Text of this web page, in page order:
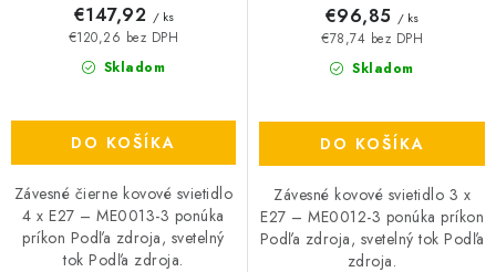
Skladom
€120,26 bez DPH
€147,92 / ks
DO KOŠÍKA
Závesné čierne kovové svietidlo
4 x E27 – ME0013-3 ponúka
príkon Podľa zdroja, svetelný
tok Podľa zdroja.
Skladom
€78,74 bez DPH
€96,85 / ks
DO KOŠÍKA
Závesné kovové svietidlo 3 x
E27 – ME0012-3 ponúka príkon
Podľa zdroja, svetelný tok Podľa
zdroja.